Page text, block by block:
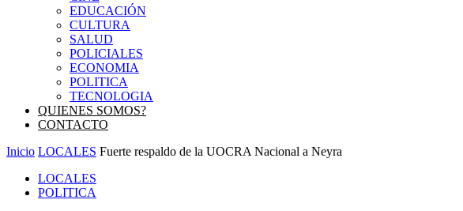
EDUCACIÓN
CULTURA
SALUD
POLICIALES
ECONOMIA
POLITICA
TECNOLOGIA
QUIENES SOMOS?
CONTACTO
Inicio LOCALES Fuerte respaldo de la UOCRA Nacional a Neyra
LOCALES
POLITICA